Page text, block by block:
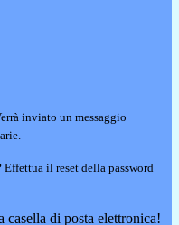
inviato un messaggio
Effettua il reset della password
di posta elettronica!